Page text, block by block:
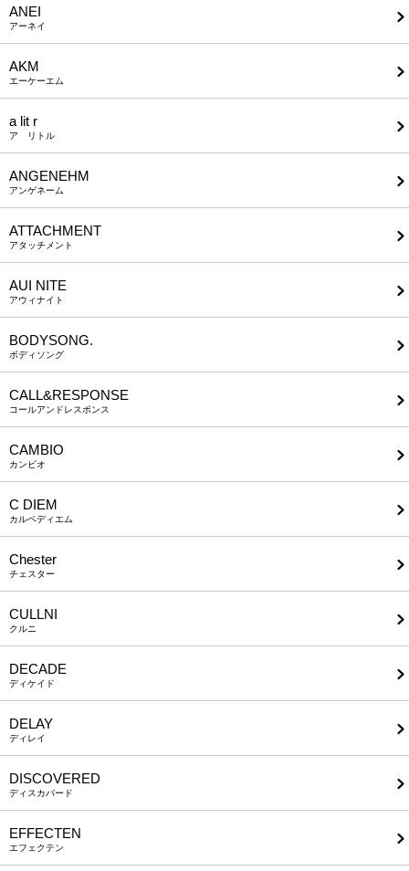
ANEI
アーネイ
AKM
エーケーエム
a lit r
ア リトル
ANGENEHM
アンゲネーム
ATTACHMENT
アタッチメント
AUI NITE
アウィナイト
BODYSONG.
ボディソング
CALL&RESPONSE
コールアンドレスポンス
CAMBIO
カンビオ
C DIEM
カルペディエム
Chester
チェスター
CULLNI
クルニ
DECADE
ディケイド
DELAY
ディレイ
DISCOVERED
ディスカバード
EFFECTEN
エフェクテン